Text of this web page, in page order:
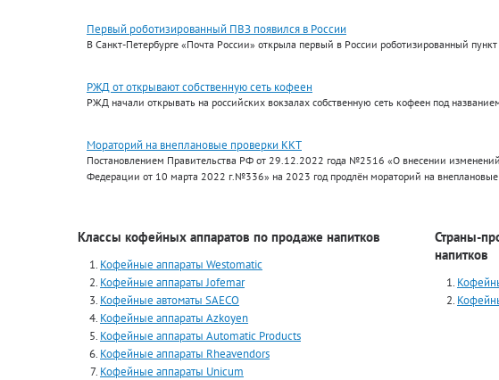
Первый роботизированный ПВЗ появился в России
В Санкт-Петербурге «Почта России» открыла первый в России роботизированный
РЖД от открывают собственную сеть кофеен
РЖД начали открывать на российских вокзалах собственную сеть кофеен под
Мораторий на внеплановые проверки ККТ
Постановлением Правительства РФ от 29.12.2022 года №2516 «О внесении изменений
Федерации от 10 марта 2022 г.№336» на 2023 год продлён мораторий на
Классы кофейных аппаратов по продаже напитков
Кофейные аппараты Westomatic
Кофейные аппараты Jofemar
Кофейные автоматы SAECO
Кофейные аппараты Azkoyen
Кофейные аппараты Automatiс Products
Кофейные аппараты Rheavendors
Кофейные аппараты Unicum
Страны-
напитков